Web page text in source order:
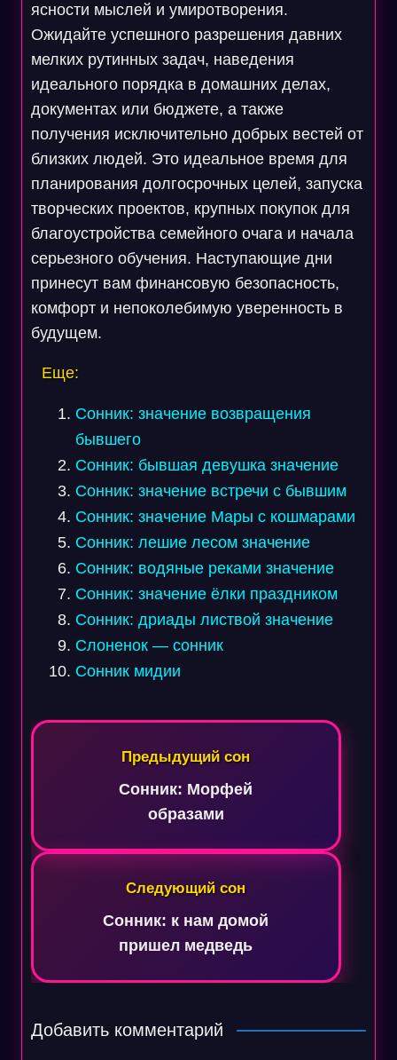
ясности мыслей и умиротворения.
Ожидайте успешного разрешения давних
мелких рутинных задач, наведения
идеального порядка в домашних делах,
документах или бюджете, а также
получения исключительно добрых вестей от
близких людей. Это идеальное время для
планирования долгосрочных целей, запуска
творческих проектов, крупных покупок для
благоустройства семейного очага и начала
серьезного обучения. Наступающие дни
принесут вам финансовую безопасность,
комфорт и непоколебимую уверенность в
будущем.
Еще:
Сонник: значение возвращения
бывшего
Сонник: бывшая девушка значение
Сонник: значение встречи с бывшим
Сонник: значение Мары с кошмарами
Сонник: лешие лесом значение
Сонник: водяные реками значение
Сонник: значение ёлки праздником
Сонник: дриады листвой значение
Слоненок — сонник
Сонник мидии
Навигация
Предыдущий сон
Сонник: Морфей
образами
Следующий сон
Сонник: к нам домой
пришел медведь
Добавить комментарий